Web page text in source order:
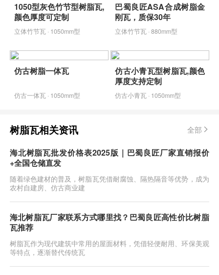
1050型灰色竹节型树脂瓦,
颜色厚度可定制
立体竹节瓦 · 1050mm型
巴蜀良匠ASA合成树脂金
刚瓦，质保30年
立体竹节瓦 · 880mm型
仿古树脂一体瓦
仿古一体瓦 · 1050mm型
仿古小青瓦型树脂瓦,颜色
厚度支持定制
仿古小青瓦 · 1050mm型
树脂瓦相关资讯 全部
海北树脂瓦批发价格表2025版｜巴蜀良匠厂家直销报价
+全国仓储直发
随着绿色建材的普及，树脂瓦凭借耐腐蚀、隔热隔音等优势，成为
农村自建房、仿古商业建
海北树脂瓦厂家联系方式哪里找？巴蜀良匠高性价比树脂
瓦推荐
树脂瓦作为现代建筑中常用的屋面材料，凭借轻便耐用、环保美观
等特点，逐渐替代传统瓦